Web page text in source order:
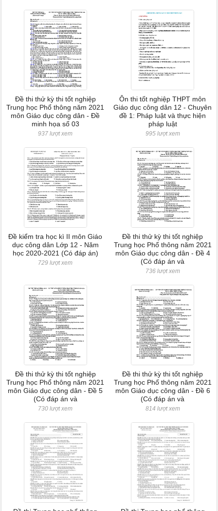
Đề thi thử kỳ thi tốt nghiệp
Trung học Phổ thông năm 2021
môn Giáo dục công dân - Đề
minh họa số 03
937 lượt xem
Ôn thi tốt nghiệp THPT môn
Giáo dục công dân 12 - Chuyên
đề 1: Pháp luật và thực hiện
pháp luật
995 lượt xem
Đề kiểm tra học kì II môn Giáo
dục công dân Lớp 12 - Năm
học 2020-2021 (Có đáp án)
729 lượt xem
Đề thi thử kỳ thi tốt nghiệp
Trung học Phổ thông năm 2021
môn Giáo dục công dân - Đề 4
(Có đáp án và
736 lượt xem
Đề thi thử kỳ thi tốt nghiệp
Trung học Phổ thông năm 2021
môn Giáo dục công dân - Đề 5
(Có đáp án và
730 lượt xem
Đề thi thử kỳ thi tốt nghiệp
Trung học Phổ thông năm 2021
môn Giáo dục công dân - Đề 6
(Có đáp án và
814 lượt xem